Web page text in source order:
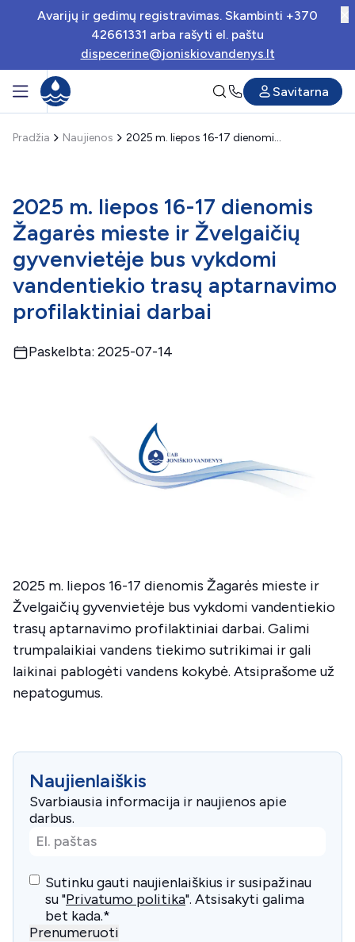
Avarijų ir gedimų registravimas. Skambinti +370
42661331 arba rašyti el. paštu
dispecerine@joniskiovandenys.lt
Savitarna
Pradžia Naujienos 2025 m. liepos 16-17 dienomis Žagarės mieste ir Žvelgaičių gyvenvietėje bus vykdomi vandentiekio trasų aptarnavimo profilaktiniai darbai
2025 m. liepos 16-17 dienomis
Žagarės mieste ir Žvelgaičių
gyvenvietėje bus vykdomi
vandentiekio trasų aptarnavimo
profilaktiniai darbai
Paskelbta: 2025-07-14
2025 m. liepos 16-17 dienomis Žagarės mieste ir
Žvelgaičių gyvenvietėje bus vykdomi vandentiekio
trasų aptarnavimo profilaktiniai darbai. Galimi
trumpalaikiai vandens tiekimo sutrikimai ir gali
laikinai pablogėti vandens kokybė. Atsiprašome už
nepatogumus.
Naujienlaiškis
Svarbiausia informacija ir naujienos apie
darbus.
El.
paštas*
Consent*
Sutinku gauti naujienlaiškius ir susipažinau
su "Privatumo politika". Atsisakyti galima
bet kada.*
Prenumeruoti